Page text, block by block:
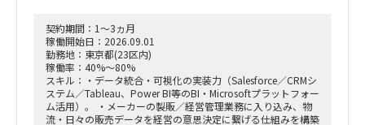
経営・役員クラスに対する定期的なレポーティングおよび直接
のディスカッション（壁打ち）への参画。
「バディAI」「AIロープレ」「ダッシュボード」等の最先端ツ
ールの要件定義から、それを現場の営業員にどう使わせるか
（行動変容設計）までの定着化支援。
支店長やトップ営業経験を持つクライアント（証券会社側）の
コアメンバーとタッグを組み、現場のリアルな知見を取り込み
ながら実効性の高い設計を行います。
契約期間：1～3ヵ月
稼働開始日：2026.09.01
勤務地：東京都(23区内)
稼働率：40%～80%
スキル：・データ統合・可視化の実装力（Salesforce／CRMシ
ステム／Tableau、Power BI等のBI・Microsoftプラットフォー
ム活用）。 ・メーカーの製販／経営管理業務に入り込み、物
流・日々の販売データを経営の意思決定に繋げる仕組みを構築